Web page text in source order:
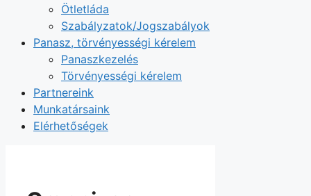
Ötletláda
Szabályzatok/Jogszabályok
Panasz, törvényességi kérelem
Panaszkezelés
Törvényességi kérelem
Partnereink
Munkatársaink
Elérhetőségek